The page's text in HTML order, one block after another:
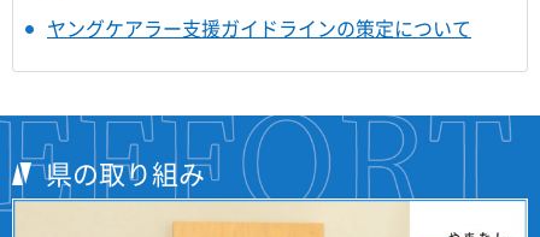
ヤングケアラー支援ガイドラインの策定について
県の取り組み